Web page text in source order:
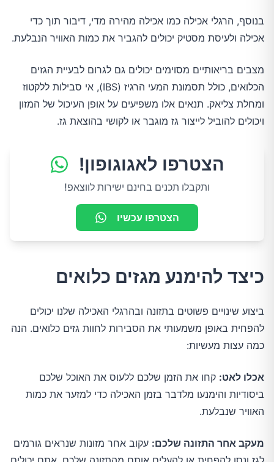
בנוסף, הרגלי אכילה כמו אכילה מהירה מדי, דיבור תוך כדי
אכילה ולעיסת מסטיק יכולים להגביר את כמות האוויר הנבלעת.
מצבים בריאותיים מסוימים יכולים גם לגרום לבעיית הגזים
הכלואים, כולל תסמונת המעי הרגיז (IBS), אי סבילות ללקטוז
ומחלת צליאק. תנאים אלו משפיעים על אופן העיכול של המזון
ויכולים להוביל לייצור גז מוגבר או לקושי בהוצאת גז.
הצטרפו לאגוגופון!
ותקבלו תכנים בחינם ישירות לווצאפ!
הצטרפו עכשיו
כיצד להימנע מגזים כלואים
ביצוע שינויים פשוטים בתזונה ובהרגלי האכילה שלנו יכולים
להפחית באופן משמעותי את הסבירות לחוות גזים כלואים. הנה
כמה עצות מעשיות:
אכלו לאט: קחו את הזמן שלכם ללעוס את האוכל שלכם
ביסודיות והימנעו מלדבר בזמן האכילה כדי למזער את כמות
האוויר שנבלעת.
מעקב אחר התזונה שלכם: עקוב אחר מזונות שנראים גורמים